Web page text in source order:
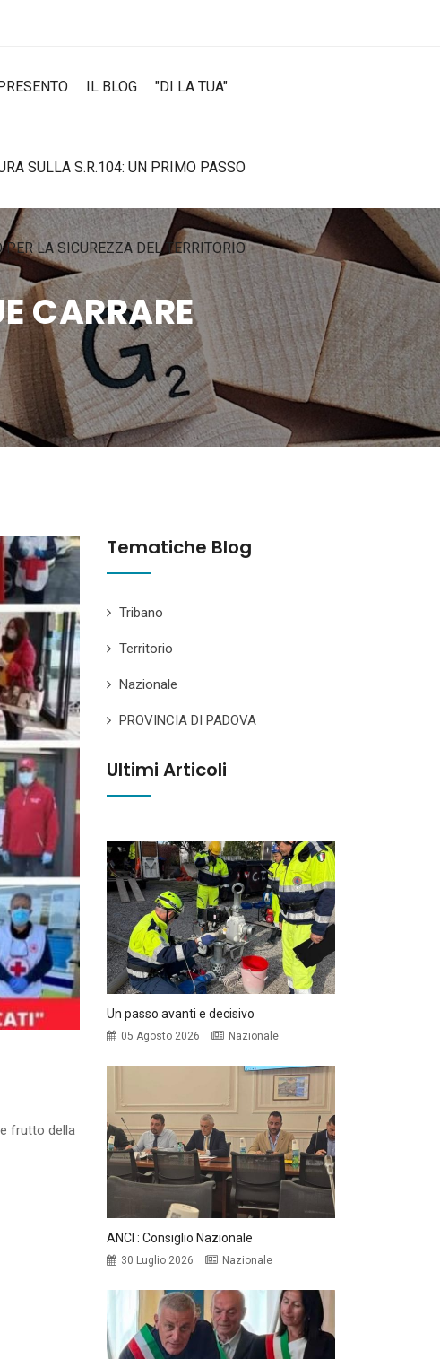
IL BLOG "DI LA TUA"
SULLA S.R.104: UN PRIMO PASSO
PER LA SICUREZZA DEL TERRITORIO
CARRARE
frutto della
Tematiche Blog
Tribano
Territorio
Nazionale
PROVINCIA DI PADOVA
Ultimi Articoli
Un passo avanti e decisivo
05 Agosto 2026 Nazionale
ANCI : Consiglio Nazionale
30 Luglio 2026 Nazionale